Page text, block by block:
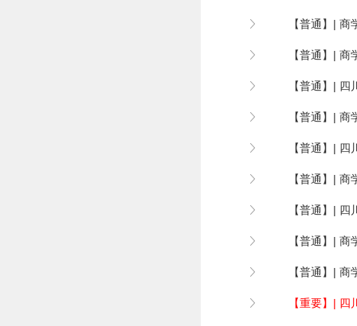
【普通】| 商
【普通】| 商
【普通】| 四
【普通】| 商
【普通】| 四
【普通】| 商
【普通】| 四
【普通】| 商
【普通】| 商
【重要】| 四